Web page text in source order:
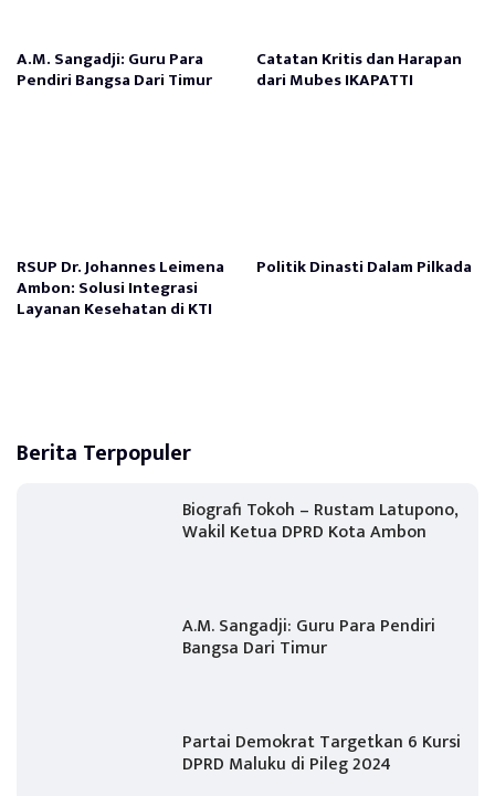
A.M. Sangadji: Guru Para
Pendiri Bangsa Dari Timur
Catatan Kritis dan Harapan
dari Mubes IKAPATTI
RSUP Dr. Johannes Leimena
Ambon: Solusi Integrasi
Layanan Kesehatan di KTI
Politik Dinasti Dalam Pilkada
Berita Terpopuler
Biografi Tokoh – Rustam Latupono,
Wakil Ketua DPRD Kota Ambon
A.M. Sangadji: Guru Para Pendiri
Bangsa Dari Timur
Partai Demokrat Targetkan 6 Kursi
DPRD Maluku di Pileg 2024